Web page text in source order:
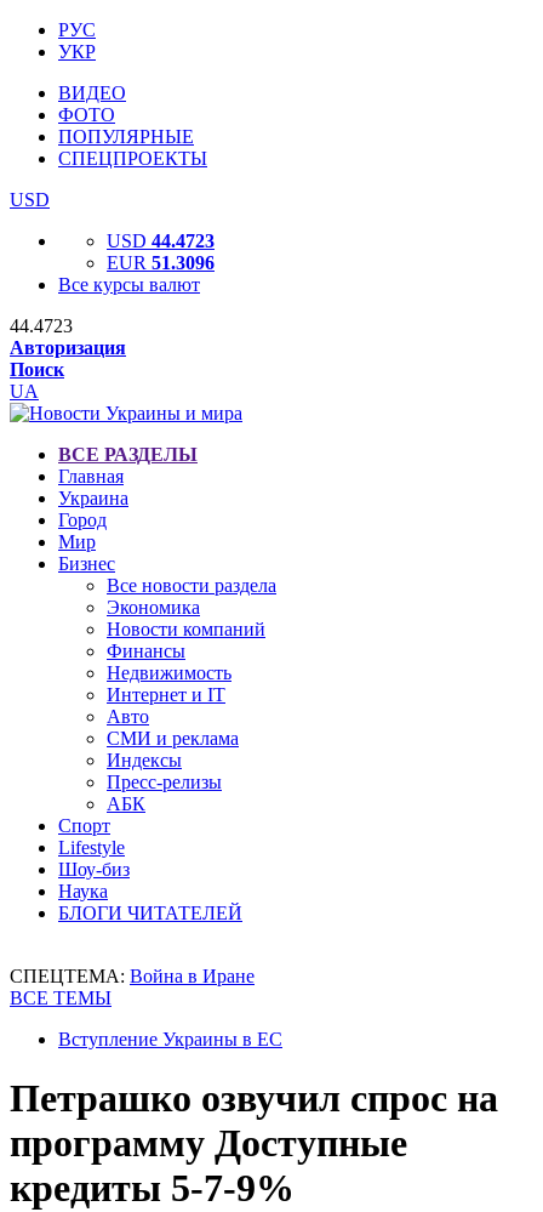
РУС
УКР
ВИДЕО
ФОТО
ПОПУЛЯРНЫЕ
СПЕЦПРОЕКТЫ
USD
USD 44.4723
EUR 51.3096
Все курсы валют
44.4723
Авторизация
Поиск
UA
ВСЕ РАЗДЕЛЫ
Главная
Украина
Город
Мир
Бизнес
Все новости раздела
Экономика
Новости компаний
Финансы
Недвижимость
Интернет и IT
Авто
СМИ и реклама
Индексы
Пресс-релизы
АБК
Спорт
Lifestyle
Шоу-биз
Наука
БЛОГИ ЧИТАТЕЛЕЙ
СПЕЦТЕМА: Война в Иране
ВСЕ ТЕМЫ
Вступление Украины в ЕС
Петрашко озвучил спрос на
программу Доступные
кредиты 5-7-9%